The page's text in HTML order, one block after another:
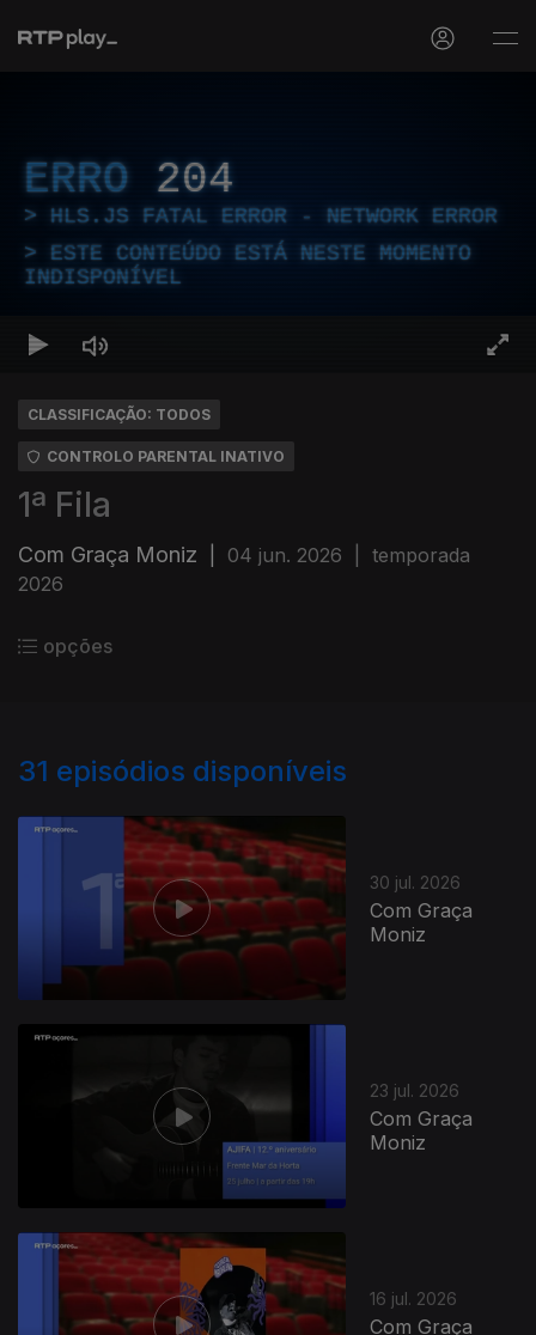
ERRO 204
HLS.JS FATAL ERROR - NETWORK ERROR
ESTE CONTEÚDO ESTÁ NESTE MOMENTO
INDISPONÍVEL
CLASSIFICAÇÃO: TODOS
CONTROLO PARENTAL INATIVO
1ª Fila
Com Graça Moniz 04 jun. 2026
temporada
2026
opções
31 episódios disponíveis
30 jul. 2026
Com Graça
Moniz
23 jul. 2026
Com Graça
Moniz
16 jul. 2026
Com Graça